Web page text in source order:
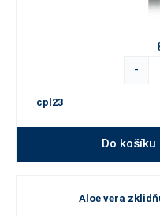
-
cpl23
Do košíku
Aloe vera